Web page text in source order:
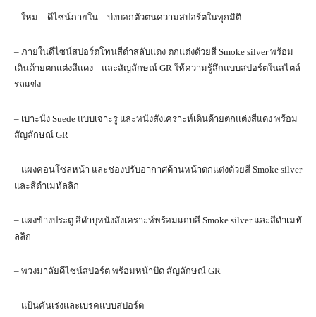
– ใหม่…ดีไซน์ภายใน…บ่งบอกตัวตนความสปอร์ตในทุกมิติ
– ภายในดีไซน์สปอร์ตโทนสีดำสลับแดง ตกแต่งด้วยสี Smoke silver พร้อม
เดินด้ายตกแต่งสีแดง และสัญลักษณ์ GR ให้ความรู้สึกแบบสปอร์ตในสไตล์
รถแข่ง
– เบาะนั่ง Suede แบบเจาะรู และหนังสังเคราะห์เดินด้ายตกแต่งสีแดง พร้อม
สัญลักษณ์ GR
– แผงคอนโซลหน้า และช่องปรับอากาศด้านหน้าตกแต่งด้วยสี Smoke silver
และสีดำเมทัลลิก
– แผงข้างประตู สีดำบุหนังสังเคราะห์พร้อมแถบสี Smoke silver และสีดําเมทั
ลลิก
– พวงมาลัยดีไซน์สปอร์ต พร้อมหน้าปัด สัญลักษณ์ GR
– แป้นคันเร่งและเบรคแบบสปอร์ต